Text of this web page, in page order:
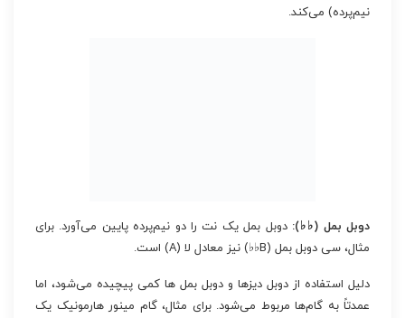
نیم‌پرده) می‌کند.
دوبل بمل (♭♭):دوبل بمل یک نت را دو نیم‌پرده پایین می‌آورد. برای
مثال، سی دوبل بمل (B♭♭) نیز معادل لا (A) است.
دلیل استفاده از دوبل دیزها و دوبل بمل ها کمی پیچیده می‌شود، اما
عمدتاً به گام‌ها مربوط می‌شود. برای مثال، گام مینور هارمونیک یک